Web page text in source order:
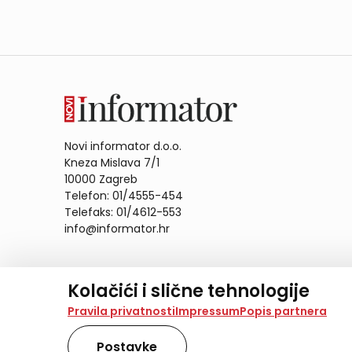
Kolačići i slične tehnologije
Na našoj web stranici koristimo kolačiće i slične
analiziramo promet na stranici te prikazujemo
također koriste ove tehnologije.
Pravila privatnostiImpressumPopis partnera
Postavke
Novi informator d.o.o.
Kneza Mislava 7/1
10000 Zagreb
Telefon: 01/4555-454
Telefaks: 01/4612-553
info@informator.hr